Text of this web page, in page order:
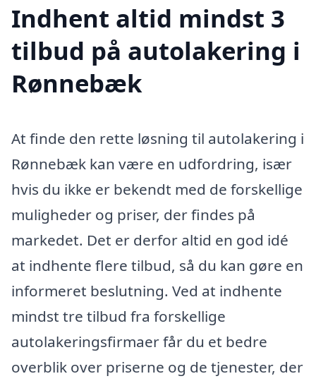
Indhent altid mindst 3
tilbud på autolakering i
Rønnebæk
At finde den rette løsning til autolakering i
Rønnebæk kan være en udfordring, især
hvis du ikke er bekendt med de forskellige
muligheder og priser, der findes på
markedet. Det er derfor altid en god idé
at indhente flere tilbud, så du kan gøre en
informeret beslutning. Ved at indhente
mindst tre tilbud fra forskellige
autolakeringsfirmaer får du et bedre
overblik over priserne og de tjenester, der